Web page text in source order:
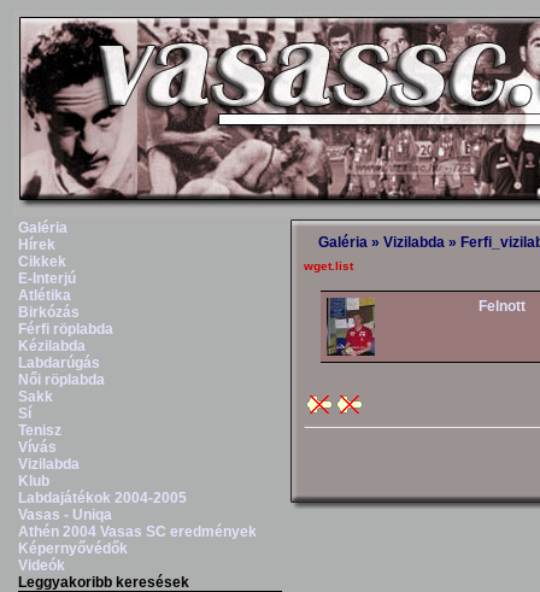
Galéria
Hírek
Cikkek
E-Interjú
Atlétika
Birkózás
Férfi röplabda
Kézilabda
Labdarúgás
Női röplabda
Sakk
Sí
Tenisz
Vívás
Vizilabda
Klub
Labdajátékok 2004-2005
Vasas - Uniqa
Athén 2004 Vasas SC eredmények
Képernyővédők
Videók
Leggyakoribb keresések
Galéria » Vizilabda »
wget.list
Felnott